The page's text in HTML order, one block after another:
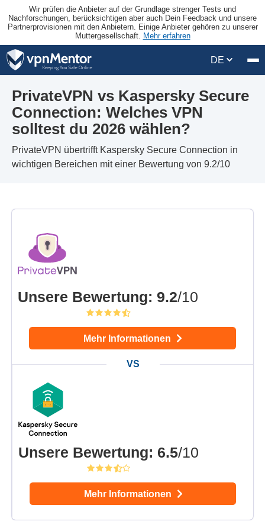
Wir prüfen die Anbieter auf der Grundlage strenger Tests und
Nachforschungen, berücksichtigen aber auch Dein Feedback und unsere
Partnerprovisionen mit den Anbietern. Einige Anbieter gehören zu unserer
Muttergesellschaft. Mehr erfahren
DE
PrivateVPN vs Kaspersky Secure
Connection: Welches VPN
solltest du 2026 wählen?
PrivateVPN übertrifft Kaspersky Secure Connection in
wichtigen Bereichen mit einer Bewertung von 9.2/10
Unsere Bewertung: 9.2/10
Mehr Informationen
Unsere Bewertung: 6.5/10
Mehr Informationen